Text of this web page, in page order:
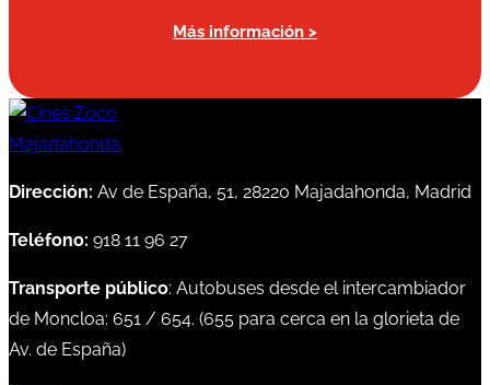
Más información >
Dirección: Av de España, 51, 28220 Majadahonda, Madrid
Teléfono: 918 11 96 27
Transporte público: Autobuses desde el intercambiador
de Moncloa: 651 / 654. (655 para cerca en la glorieta de
Av. de España)